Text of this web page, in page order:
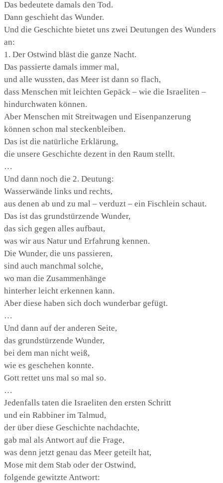
Das bedeutete damals den Tod.
Dann geschieht das Wunder.
Und die Geschichte bietet uns zwei Deutungen des Wunders
an:
1. Der Ostwind bläst die ganze Nacht.
Das passierte damals immer mal,
und alle wussten, das Meer ist dann so flach,
dass Menschen mit leichten Gepäck – wie die Israeliten –
hindurchwaten können.
Aber Menschen mit Streitwagen und Eisenpanzerung
können schon mal steckenbleiben.
Das ist die natürliche Erklärung,
die unsere Geschichte dezent in den Raum stellt.
…
Und dann noch die 2. Deutung:
Wasserwände links und rechts,
aus denen ab und zu mal – verduzt – ein Fischlein schaut.
Das ist das grundstürzende Wunder,
das sich gegen alles aufbaut,
was wir aus Natur und Erfahrung kennen.
Die Wunder, die uns passieren,
sind auch manchmal solche,
wo man die Zusammenhänge
hinterher leicht erkennen kann.
Aber diese haben sich doch wunderbar gefügt.
…
Und dann auf der anderen Seite,
das grundstürzende Wunder,
bei dem man nicht weiß,
wie es geschehen konnte.
Gott rettet uns mal so mal so.
…
Jedenfalls taten die Israeliten den ersten Schritt
und ein Rabbiner im Talmud,
der über diese Geschichte nachdachte,
gab mal als Antwort auf die Frage,
was denn jetzt genau das Meer geteilt hat,
Mose mit dem Stab oder der Ostwind,
folgende gewitzte Antwort: